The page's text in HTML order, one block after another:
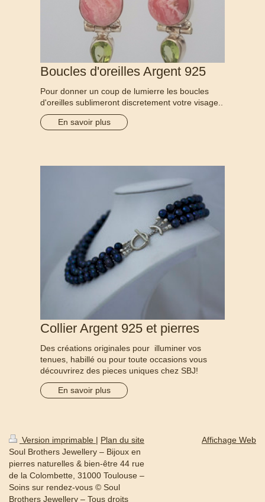
Boucles d'oreilles Argent 925
Pour donner un coup de lumierre les boucles
d'oreilles sublimeront discretement votre visage..
En savoir plus
Collier Argent 925 et pierres
Des créations originales pour illuminer vos
tenues, habillé ou pour toute occasions vous
découvrirez des pieces uniques chez SBJ!
En savoir plus
Version imprimable | Plan du site
Soul Brothers Jewellery – Bijoux en
pierres naturelles & bien-être 44 rue
de la Colombette, 31000 Toulouse –
Soins sur rendez-vous © Soul
Brothers Jewellery – Tous droits
Affichage Web